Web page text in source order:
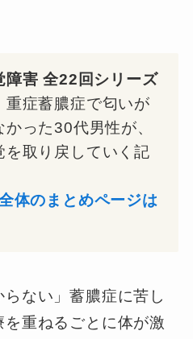
障害 全22回シリーズ
重症蓄膿症で匂いが
った30代男性が、
を取り戻していく記
体のまとめページは
ない」蓄膿症に苦し
重ねるごとに体が激